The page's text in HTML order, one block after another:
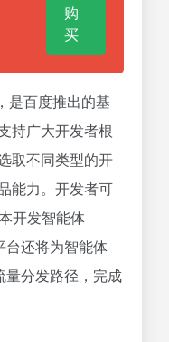
购
买
是百度推出的基
持广大开发者根
取不同类型的开
能力。开发者可
开发智能体
台还将为智能体
量分发路径，完成